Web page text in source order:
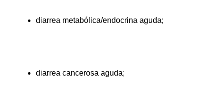
diarrea metabólica/endocrina aguda;
diarrea cancerosa aguda;